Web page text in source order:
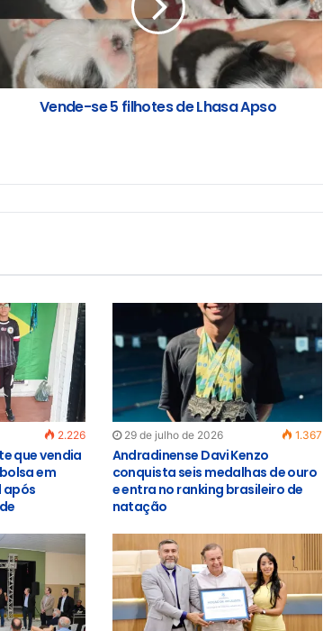
Vende-se 5 filhotes de Lhasa Apso
2.226
que vendia
em
após
29 de julho de 2026 1.367
Andradinense Davi Kenzo
conquista seis medalhas de ouro
e entra no ranking brasileiro de
natação